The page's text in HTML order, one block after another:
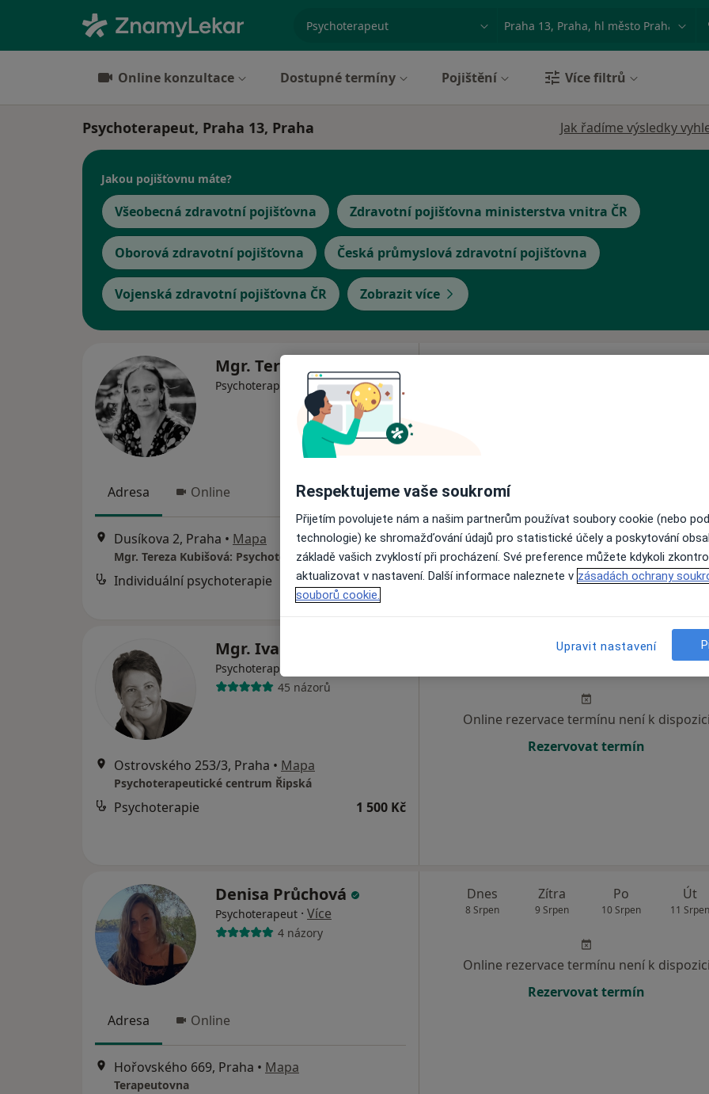
Online konzultace Dostupné termíny Pojištění Více filtrů
Psychoterapeut, Praha 13, Praha Jak řadíme výsledky
Jakou pojišťovnu máte?
Všeobecná zdravotní pojišťovna Zdravotní pojišťovna ministerstva vnitra ČR
Oborová zdravotní pojišťovna Česká průmyslová zdravotní pojišťovna
Vojenská zdravotní pojišťovna ČR Zobrazit více
Mgr. Tereza Kubišová
Psychoterapeut
Adresa Online
Dusíkova 2, Praha • Mapa
Mgr. Tereza Kubišová: Psychoterapie, poradenství
Individuální psychoterapie 1 400 Kč
Mgr. Iva Paulová
Psychoterapeut
45 názorů
Ostrovského 253/3, Praha • Mapa
Psychoterapeutické centrum Řipská
Psychoterapie 1 500 Kč
Zítra Po
11
Online rezervace termínu není k dispozici
Rezervovat termín
Denisa Průchová
Psychoterapeut · Více
4 názory
Adresa Online
Hořovského 669, Praha • Mapa
Terapeutovna
Dnes
8 Srpen
Zítra
9 Srpen
Po
10 Srpen
Út
11 Srpen
Online rezervace termínu není k dispozici
Rezervovat termín
Respektujeme vaše soukromí
Přijetím povolujete nám a našim partnerům používat soubory cookie (nebo
technologie) ke shromažďování údajů pro statistické účely a poskytování
základě vašich zvyklostí při procházení. Své preference můžete kdykoli
aktualizovat v nastavení. Další informace naleznete v zásadách ochrany
souborů cookie.
Upravit nastavení